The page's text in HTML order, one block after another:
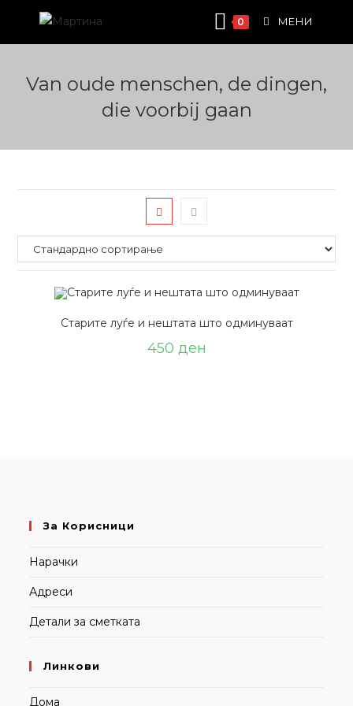
content
0 МЕНИ
Van oude menschen, de dingen,
die voorbij gaan
Старите луѓе и нештата што одминуваат
450 ден
За Корисници
Нарачки
Адреси
Детали за сметката
Линкови
Дома